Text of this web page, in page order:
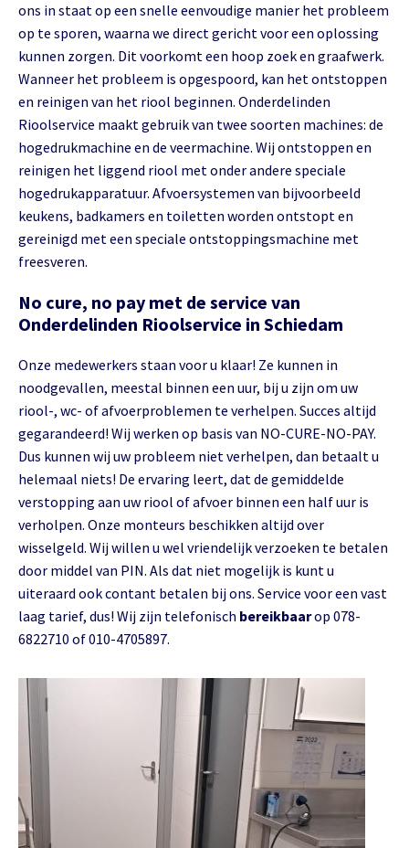
ons in staat op een snelle eenvoudige manier het probleem
op te sporen, waarna we direct gericht voor een oplossing
kunnen zorgen. Dit voorkomt een hoop zoek en graafwerk.
Wanneer het probleem is opgespoord, kan het ontstoppen
en reinigen van het riool beginnen. Onderdelinden
Rioolservice maakt gebruik van twee soorten machines: de
hogedrukmachine en de veermachine. Wij ontstoppen en
reinigen het liggend riool met onder andere speciale
hogedrukapparatuur. Afvoersystemen van bijvoorbeeld
keukens, badkamers en toiletten worden ontstopt en
gereinigd met een speciale ontstoppingsmachine met
freesveren.
No cure, no pay met de service van
Onderdelinden Rioolservice in Schiedam
Onze medewerkers staan voor u klaar! Ze kunnen in
noodgevallen, meestal binnen een uur, bij u zijn om uw
riool-, wc- of afvoerproblemen te verhelpen. Succes altijd
gegarandeerd! Wij werken op basis van NO-CURE-NO-PAY.
Dus kunnen wij uw probleem niet verhelpen, dan betaalt u
helemaal niets! De ervaring leert, dat de gemiddelde
verstopping aan uw riool of afvoer binnen een half uur is
verholpen. Onze monteurs beschikken altijd over
wisselgeld. Wij willen u wel vriendelijk verzoeken te betalen
door middel van PIN. Als dat niet mogelijk is kunt u
uiteraard ook contant betalen bij ons. Service voor een vast
laag tarief, dus! Wij zijn telefonisch bereikbaarop 078-
6822710 of 010-4705897.